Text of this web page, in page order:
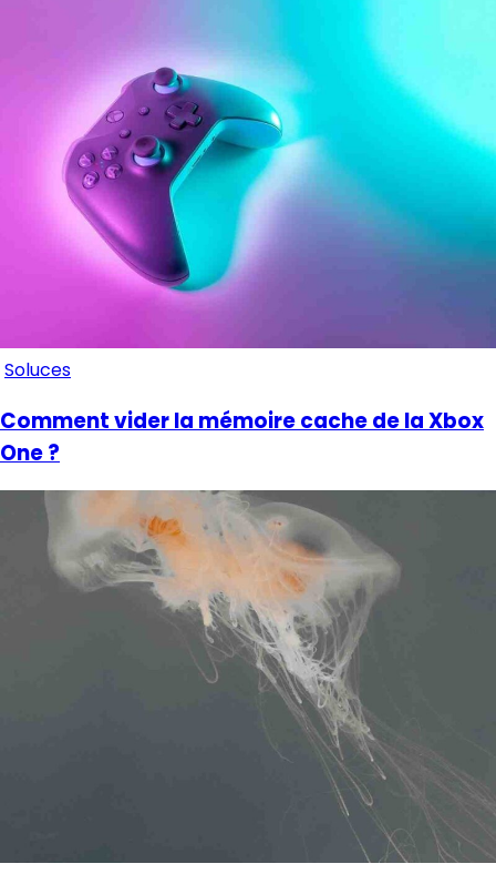
Soluces
Comment vider la mémoire cache de la Xbox
One ?